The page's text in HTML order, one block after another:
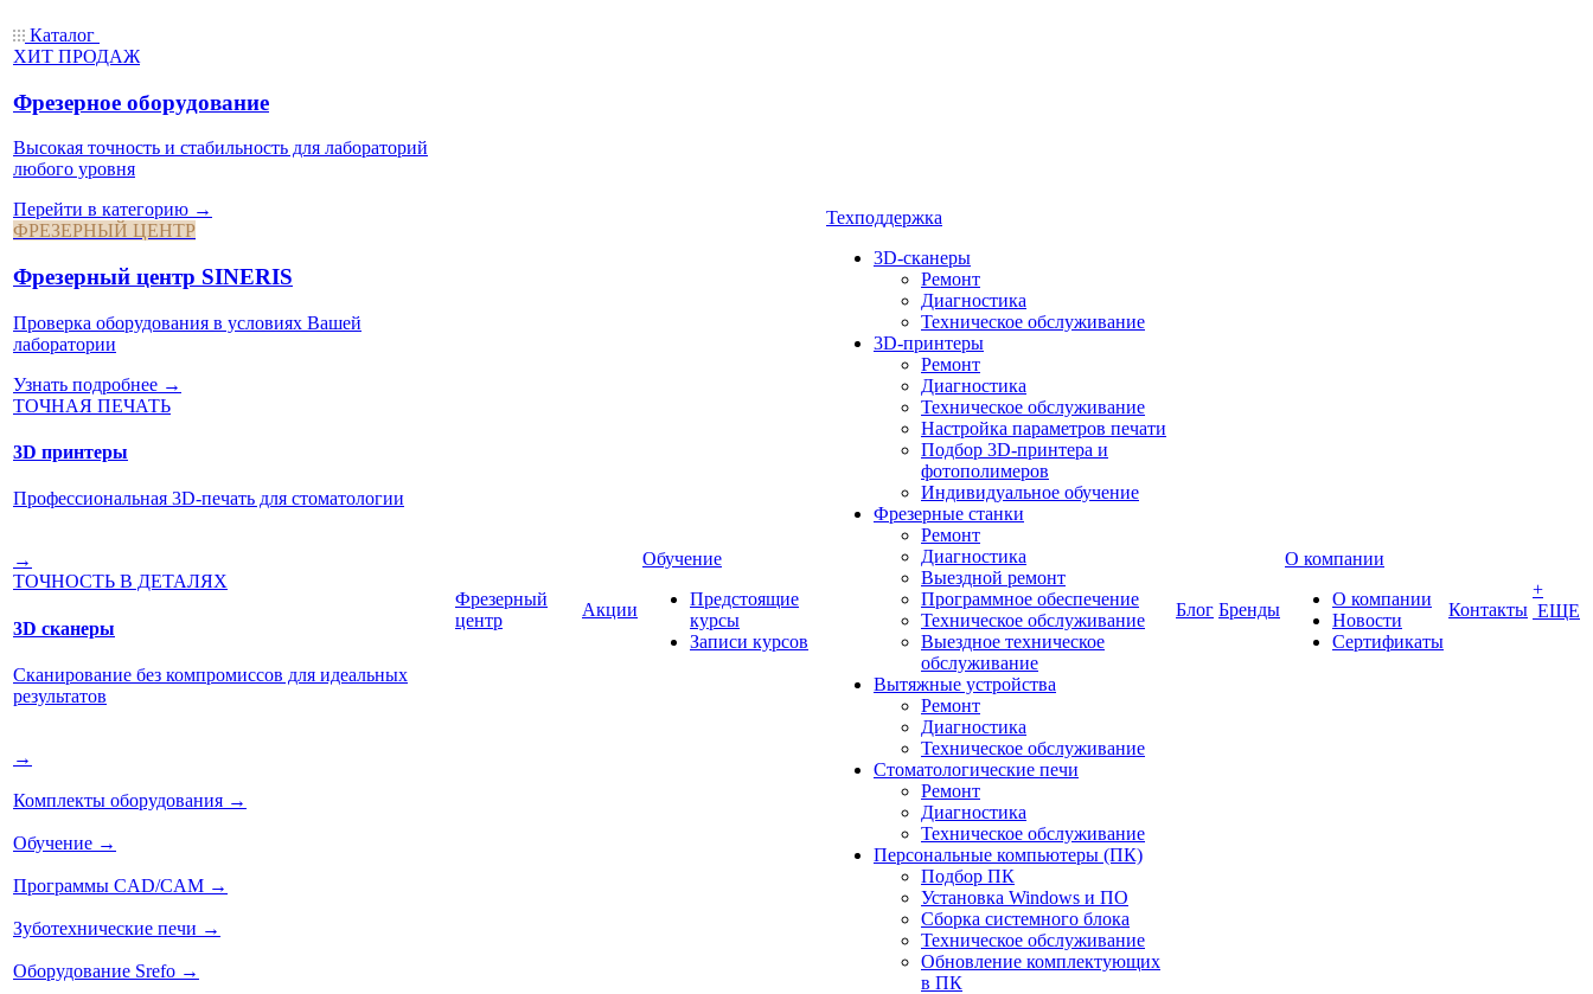
Каталог
ХИТ ПРОДАЖ
Фрезерное оборудование
Высокая точность и стабильность для лабораторий
любого уровня
Перейти в категорию →
ФРЕЗЕРНЫЙ ЦЕНТР
Фрезерный центр SINERIS
Проверка оборудования в условиях Вашей
лаборатории
Узнать подробнее →
ТОЧНАЯ ПЕЧАТЬ
3D принтеры
Профессиональная 3D-печать для стоматологии
→
ТОЧНОСТЬ В ДЕТАЛЯХ
3D сканеры
Сканирование без компромиссов для идеальных
результатов
→
Комплекты оборудования →
Обучение →
Программы CAD/CAM →
Зуботехнические печи →
Оборудование Srefo →
Фрезерный
центр
Акции
Обучение
Предстоящие
курсы
Записи курсов
Техподдержка
3D-сканеры
Ремонт
Диагностика
Техническое обслуживание
3D-принтеры
Ремонт
Диагностика
Техническое обслуживание
Настройка параметров печати
Подбор 3D-принтера и
фотополимеров
Индивидуальное обучение
Фрезерные станки
Ремонт
Диагностика
Выездной ремонт
Программное обеспечение
Техническое обслуживание
Выездное техническое
обслуживание
Вытяжные устройства
Ремонт
Диагностика
Техническое обслуживание
Стоматологические печи
Ремонт
Диагностика
Техническое обслуживание
Персональные компьютеры (ПК)
Подбор ПК
Установка Windows и ПО
Сборка системного блока
Техническое обслуживание
Обновление комплектующих
в ПК
Блог Бренды
О компании
О компании
Новости
Сертификаты
Контакты
+
ЕЩЕ